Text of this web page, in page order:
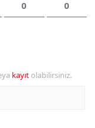
0 0
kayıt olabilirsiniz.